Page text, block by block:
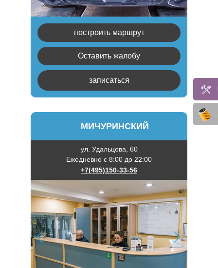
построить маршрут
Оставить жалобу
записаться
МИЧУРИНСКИЙ
ул. Удальцова, 60
Ежедневно с 8:00 до 22:00
+7(495)150-33-56